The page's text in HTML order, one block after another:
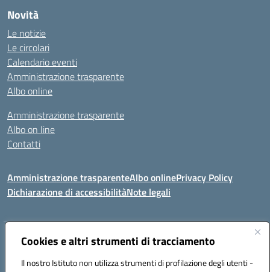
Cookies e altri strumenti di tracciamento
Il nostro Istituto non utilizza strumenti di profilazione degli utenti -
Novità
Le notizie
Le circolari
Calendario eventi
Amministrazione trasparente
Albo online
Amministrazione trasparente
Albo on line
Contatti
Amministrazione trasparenteAlbo onlinePrivacy Policy
Dichiarazione di accessibilitàNote legali
Indirizzo:Via Tirso, 07011 Bono (SS)
Posta elettronica certificata (PEC):ssic820006@pec.istruzione.it